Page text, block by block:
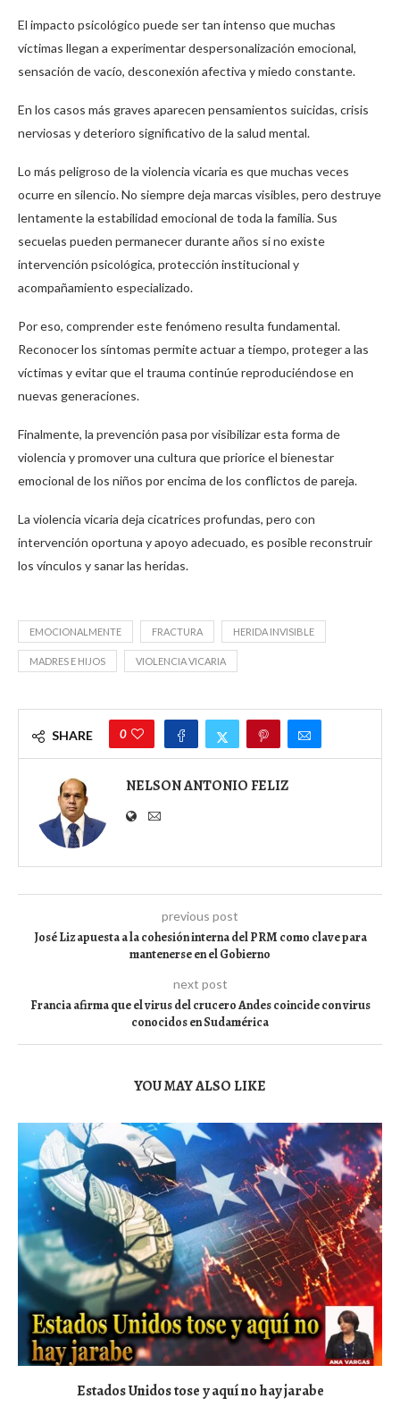
El impacto psicológico puede ser tan intenso que muchas
víctimas llegan a experimentar despersonalización emocional,
sensación de vacío, desconexión afectiva y miedo constante.
En los casos más graves aparecen pensamientos suicidas, crisis
nerviosas y deterioro significativo de la salud mental.
Lo más peligroso de la violencia vicaria es que muchas veces
ocurre en silencio. No siempre deja marcas visibles, pero destruye
lentamente la estabilidad emocional de toda la familia. Sus
secuelas pueden permanecer durante años si no existe
intervención psicológica, protección institucional y
acompañamiento especializado.
Por eso, comprender este fenómeno resulta fundamental.
Reconocer los síntomas permite actuar a tiempo, proteger a las
víctimas y evitar que el trauma continúe reproduciéndose en
nuevas generaciones.
Finalmente, la prevención pasa por visibilizar esta forma de
violencia y promover una cultura que priorice el bienestar
emocional de los niños por encima de los conflictos de pareja.
La violencia vicaria deja cicatrices profundas, pero con
intervención oportuna y apoyo adecuado, es posible reconstruir
los vínculos y sanar las heridas.
EMOCIONALMENTE FRACTURA HERIDA INVISIBLE
MADRES E HIJOS VIOLENCIA VICARIA
SHARE 0
NELSON ANTONIO FELIZ
previous post
José Liz apuesta a la cohesión interna del PRM como clave para
mantenerse en el Gobierno
next post
Francia afirma que el virus del crucero Andes coincide con virus
conocidos en Sudamérica
YOU MAY ALSO LIKE
Estados Unidos tose y aquí no hay jarabe